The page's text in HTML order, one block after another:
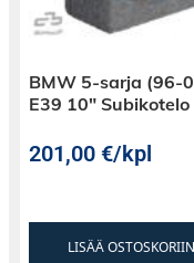
BMW 5-sarja (96-
E39 10″ Subikotelo
201,00€/kpl
LISÄÄ OSTOSKORIIN